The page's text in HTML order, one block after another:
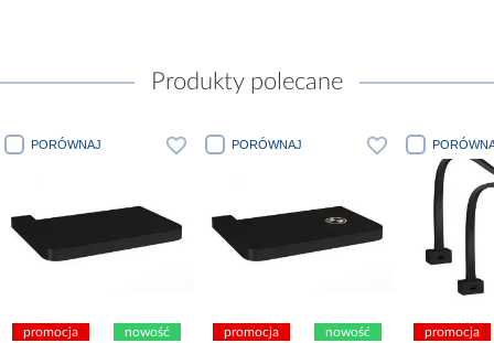
Produkty polecane
PORÓWNAJ
promocja nowość
PORÓWNAJ
promocja nowość promocja